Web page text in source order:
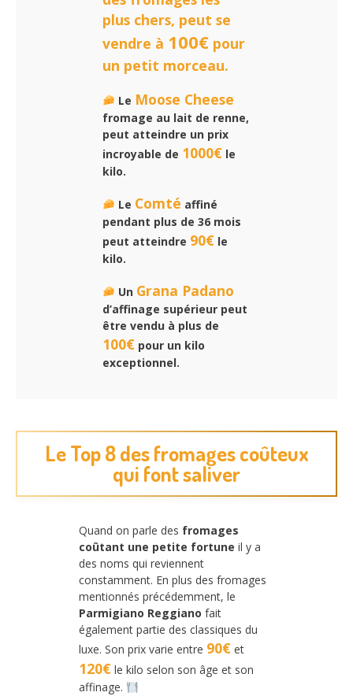
plus chers, peut se
vendre à 100€ pour
un petit morceau.
Le Moose Cheese
fromage au lait de renne,
peut atteindre un prix
incroyable de 1000€ le
kilo.
Le Comté affiné
pendant plus de 36 mois
peut atteindre 90€ le
kilo.
Un Grana Padano
d’affinage supérieur peut
être vendu à plus de
100€ pour un kilo
exceptionnel.
Le Top 8 des fromages coûteux
qui font saliver
Quand on parle des fromages
coûtant une petite fortune il y a
des noms qui reviennent
constamment. En plus des fromages
mentionnés précédemment, le
Parmigiano Reggiano fait
également partie des classiques du
luxe. Son prix varie entre 90€ et
120€ le kilo selon son âge et son
affinage.